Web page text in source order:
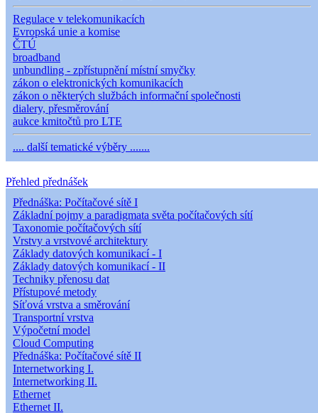
Regulace v telekomunikacích
Evropská unie a komise
ČTÚ
broadband
unbundling - zpřístupnění místní smyčky
zákon o elektronických komunikacích
zákon o některých službách informační společnosti
dialery, přesměrování
aukce kmitočtů pro LTE
.... další tematické výběry .......
Přehled přednášek
Přednáška: Počítačové sítě I
Základní pojmy a paradigmata světa počítačových sítí
Taxonomie počítačových sítí
Vrstvy a vrstvové architektury
Základy datových komunikací - I
Základy datových komunikací - II
Techniky přenosu dat
Přístupové metody
Síťová vrstva a směrování
Transportní vrstva
Výpočetní model
Cloud Computing
Přednáška: Počítačové sítě II
Internetworking I.
Internetworking II.
Ethernet
Ethernet II.